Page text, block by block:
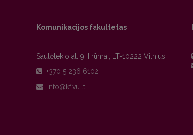
Komunikacijos fakultetas
Saulėtekio al. 9, I rūmai, LT-10222 Vilnius
+370 5 236 6102